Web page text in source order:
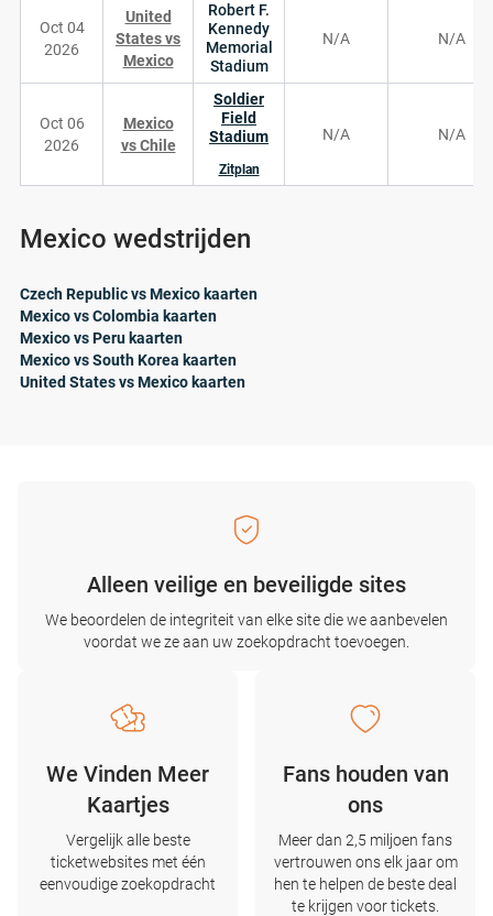
Oct 04
2026
United
States vs
Mexico
Robert F.
Kennedy
Memorial
Stadium
N/A N/A
Oct 06
2026
Mexico
vs Chile
Soldier
Field
Stadium
Zitplan
N/A N/A
Mexico wedstrijden
Czech Republic vs Mexico kaarten
Mexico vs Colombia kaarten
Mexico vs Peru kaarten
Mexico vs South Korea kaarten
United States vs Mexico kaarten
Alleen veilige en beveiligde sites
We beoordelen de integriteit van elke site die we aanbevelen
voordat we ze aan uw zoekopdracht toevoegen.
We Vinden Meer
Kaartjes
Vergelijk alle beste
ticketwebsites met één
eenvoudige zoekopdracht
Fans houden van
ons
Meer dan 2,5 miljoen fans
vertrouwen ons elk jaar om
hen te helpen de beste deal
te krijgen voor tickets.